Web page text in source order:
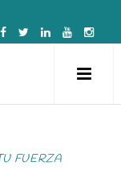
FUERZA